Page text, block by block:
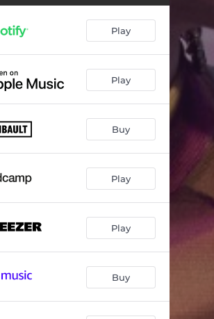
Play
Play
Buy
Play
Play
Buy